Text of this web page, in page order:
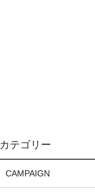
カテゴリー
CAMPAIGN